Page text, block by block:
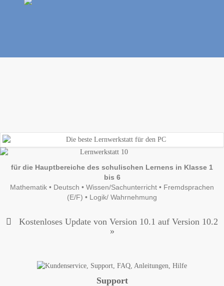
für die Hauptbereiche des schulischen Lernens in Klasse 1
bis 6
Mathematik • Deutsch • Wissen/Sachunterricht • Fremdsprachen
(E/F) • Logik/ Wahrnehmung
Kostenloses Update von Version 10.1 auf Version 10.2
»
Support